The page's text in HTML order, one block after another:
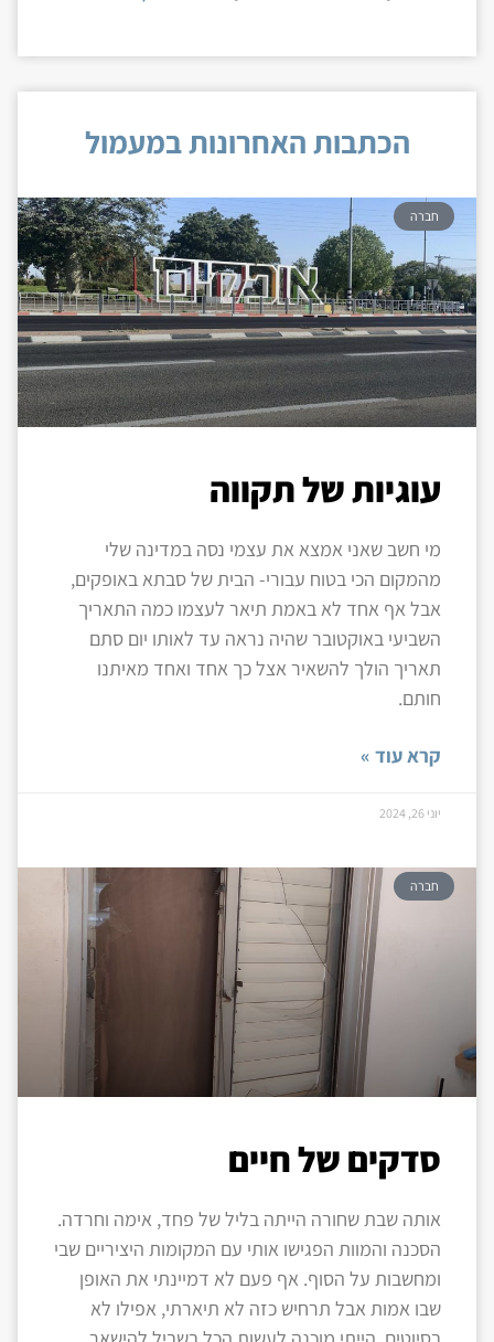
הכתבות האחרונות במעמול
חברה
עוגיות של תקווה
מי חשב שאני אמצא את עצמי נסה במדינה שלי
מהמקום הכי בטוח עבורי- הבית של סבתא באופקים,
אבל אף אחד לא באמת תיאר לעצמו כמה התאריך
השביעי באוקטובר שהיה נראה עד לאותו יום סתם
תאריך הולך להשאיר אצל כך אחד ואחד מאיתנו
חותם.
קרא עוד »
יוני 26, 2024
חברה
סדקים של חיים
אותה שבת שחורה הייתה בליל של פחד, אימה וחרדה.
הסכנה והמוות הפגישו אותי עם המקומות היציריים שבי
ומחשבות על הסוף. אף פעם לא דמיינתי את האופן
שבו אמות אבל תרחיש כזה לא תיארתי, אפילו לא